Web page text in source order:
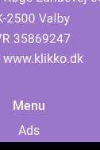
www.klikko.dk
Menu
Ads